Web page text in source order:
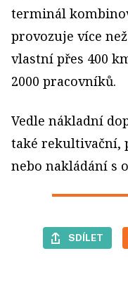
terminál
provozuje více
vlastní přes 400
2000 pracovníků.
Vedle nákladní
také rekultivační,
nebo nakládání s
SDÍLET